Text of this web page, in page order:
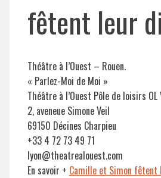
fêtent leur
Théâtre à l’Ouest – Rouen.
« Parlez-Moi de Moi »
Théâtre à l’Ouest Pôle de loisirs OL
2, aveneue Simone Veil
69150 Décines Charpieu
+33 4 72 73 49 71
lyon@theatrealouest.com
En savoir + Camille et Simon fêtent